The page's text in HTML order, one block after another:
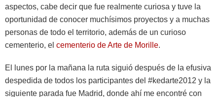
aspectos, cabe decir que fue realmente curiosa y tuve la
oportunidad de conocer muchísimos proyectos y a muchas
personas de todo el territorio, además de un curioso
cementerio, el cementerio de Arte de Morille.
El lunes por la mañana la ruta siguió después de la efusiva
despedida de todos los participantes del #kedarte2012 y la
siguiente parada fue Madrid, donde ahí me encontré con